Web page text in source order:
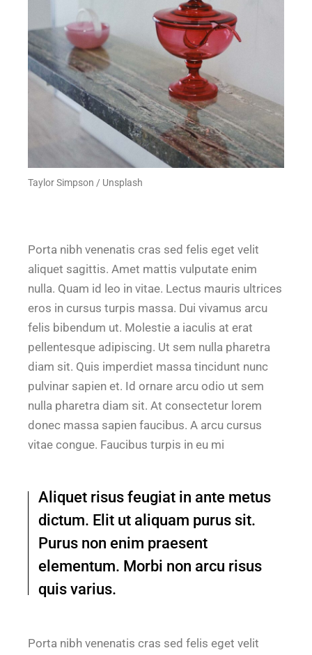
Taylor Simpson / Unsplash
Porta nibh venenatis cras sed felis eget velit
aliquet sagittis. Amet mattis vulputate enim
nulla. Quam id leo in vitae. Lectus mauris ultrices
eros in cursus turpis massa. Dui vivamus arcu
felis bibendum ut. Molestie a iaculis at erat
pellentesque adipiscing. Ut sem nulla pharetra
diam sit. Quis imperdiet massa tincidunt nunc
pulvinar sapien et. Id ornare arcu odio ut sem
nulla pharetra diam sit. At consectetur lorem
donec massa sapien faucibus. A arcu cursus
vitae congue. Faucibus turpis in eu mi
Aliquet risus feugiat in ante metus
dictum. Elit ut aliquam purus sit.
Purus non enim praesent
elementum. Morbi non arcu risus
quis varius.
Porta nibh venenatis cras sed felis eget velit